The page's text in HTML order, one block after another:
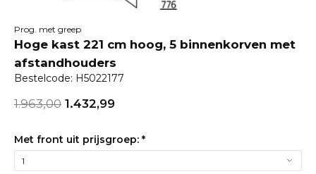
Prog. met greep
Hoge kast 221 cm hoog, 5 binnenkorven met
afstandhouders
Bestelcode: H5022177
1.963,00 1.432,99
Met front uit prijsgroep: *